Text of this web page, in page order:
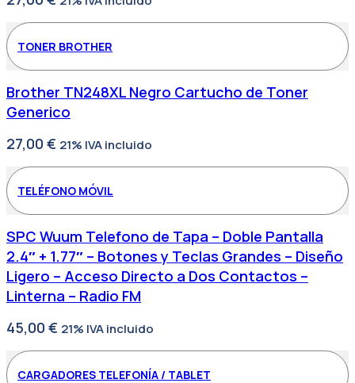
TONER BROTHER
Brother TN248XL Negro Cartucho de Toner
Generico
27,00 € 21% IVA incluido
TELÉFONO MÓVIL
SPC Wuum Telefono de Tapa – Doble Pantalla
2.4″ + 1.77″ – Botones y Teclas Grandes – Diseño
Ligero – Acceso Directo a Dos Contactos –
Linterna – Radio FM
45,00 € 21% IVA incluido
CARGADORES TELEFONÍA / TABLET